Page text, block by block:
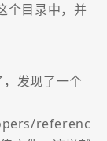
个目录中，并
发现了一个
referenc